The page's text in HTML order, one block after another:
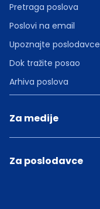
Pretraga poslova
Poslovi na email
Upoznajte poslodavce
Dok tražite posao
Arhiva poslova
Za medije
Za poslodavce